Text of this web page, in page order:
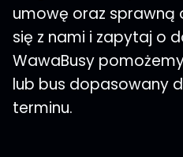
umowę oraz sprawną
się z nami i zapytaj o
WawaBusy
lub bus dopasowany
terminu.